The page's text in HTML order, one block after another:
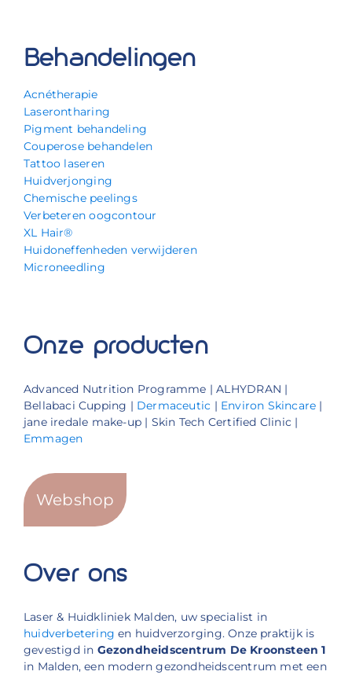
Behandelingen
Acnétherapie
Laserontharing
Pigment behandeling
Couperose behandelen
Tattoo laseren
Huidverjonging
Chemische peelings
Verbeteren oogcontour
XL Hair®
Huidoneffenheden verwijderen
Microneedling
Onze producten
Advanced Nutrition Programme | ALHYDRAN |
Bellabaci Cupping | Dermaceutic | Environ Skincare |
jane iredale make-up | Skin Tech Certified Clinic |
Emmagen
Webshop
Over ons
Laser & Huidkliniek Malden, uw specialist in
huidverbetering en huidverzorging. Onze praktijk is
gevestigd in Gezondheidscentrum De Kroonsteen 1
in Malden, een modern gezondheidscentrum met een